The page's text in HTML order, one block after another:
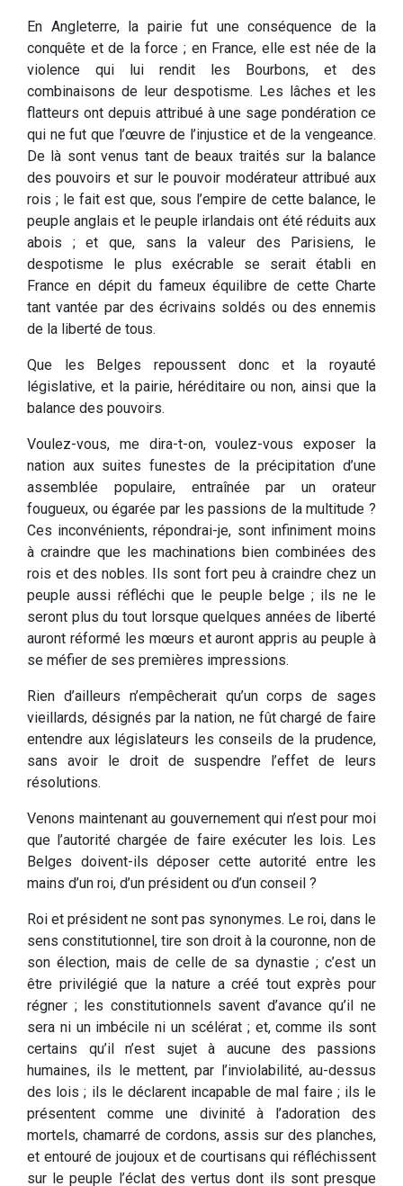
En Angleterre, la pairie fut une conséquence de la
conquête et de la force ; en France, elle est née de la
violence qui lui rendit les Bourbons, et des
combinaisons de leur despotisme. Les lâches et les
flatteurs ont depuis attribué à une sage pondération ce
qui ne fut que l’œuvre de l’injustice et de la vengeance.
De là sont venus tant de beaux traités sur la balance
des pouvoirs et sur le pouvoir modérateur attribué aux
rois ; le fait est que, sous l’empire de cette balance, le
peuple anglais et le peuple irlandais ont été réduits aux
abois ; et que, sans la valeur des Parisiens, le
despotisme le plus exécrable se serait établi en
France en dépit du fameux équilibre de cette Charte
tant vantée par des écrivains soldés ou des ennemis
de la liberté de tous.
Que les Belges repoussent donc et la royauté
législative, et la pairie, héréditaire ou non, ainsi que la
balance des pouvoirs.
Voulez-vous, me dira-t-on, voulez-vous exposer la
nation aux suites funestes de la précipitation d’une
assemblée populaire, entraînée par un orateur
fougueux, ou égarée par les passions de la multitude ?
Ces inconvénients, répondrai-je, sont infiniment moins
à craindre que les machinations bien combinées des
rois et des nobles. Ils sont fort peu à craindre chez un
peuple aussi réfléchi que le peuple belge ; ils ne le
seront plus du tout lorsque quelques années de liberté
auront réformé les mœurs et auront appris au peuple à
se méfier de ses premières impressions.
Rien d’ailleurs n’empêcherait qu’un corps de sages
vieillards, désignés par la nation, ne fût chargé de faire
entendre aux législateurs les conseils de la prudence,
sans avoir le droit de suspendre l’effet de leurs
résolutions.
Venons maintenant au gouvernement qui n’est pour moi
que l’autorité chargée de faire exécuter les lois. Les
Belges doivent-ils déposer cette autorité entre les
mains d’un roi, d’un président ou d’un conseil ?
Roi et président ne sont pas synonymes. Le roi, dans le
sens constitutionnel, tire son droit à la couronne, non de
son élection, mais de celle de sa dynastie ; c’est un
être privilégié que la nature a créé tout exprès pour
régner ; les constitutionnels savent d’avance qu’il ne
sera ni un imbécile ni un scélérat ; et, comme ils sont
certains qu’il n’est sujet à aucune des passions
humaines, ils le mettent, par l’inviolabilité, au-dessus
des lois ; ils le déclarent incapable de mal faire ; ils le
présentent comme une divinité à l’adoration des
mortels, chamarré de cordons, assis sur des planches,
et entouré de joujoux et de courtisans qui réfléchissent
sur le peuple l’éclat des vertus dont ils sont presque